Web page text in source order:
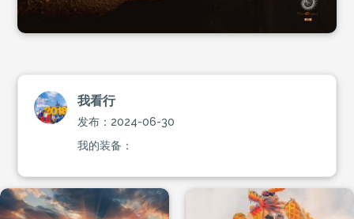
我看行
发布：2024-06-30
我的装备：